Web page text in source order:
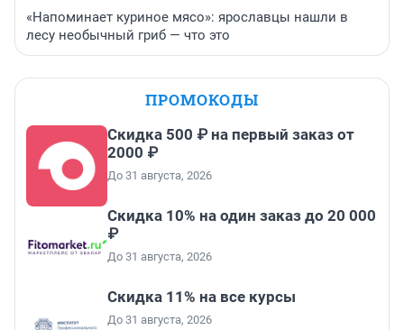
«Напоминает куриное мясо»: ярославцы нашли в
лесу необычный гриб — что это
ПРОМОКОДЫ
Скидка 500 ₽ на первый заказ от
2000 ₽
До 31 августа, 2026
Скидка 10% на один заказ до 20 000
₽
До 31 августа, 2026
Скидка 11% на все курсы
До 31 августа, 2026